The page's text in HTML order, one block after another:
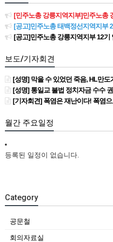
[민주노총 강릉지역지부]민주노총 강릉지역
[공고]민주노총 태백정선지역지부
[공고]민주노총 강릉지역지부 12기 임
보도/기자회견
[성명] 막을 수 있었던 죽음, HL만도가 책임져라 : 청년노동자 사
[성명] 통일교 불법 정치자금 수수 권
[기자회견] 폭염은 재난이다! 폭염으로부터 안전한 일터를 위한
월간 주요일정
등록된 일정이 없습니다.
Category
공문철
회의자료실